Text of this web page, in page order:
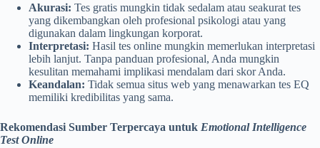
Akurasi: Tes gratis mungkin tidak sedalam atau seakurat tes
yang dikembangkan oleh profesional psikologi atau yang
digunakan dalam lingkungan korporat.
Interpretasi: Hasil tes online mungkin memerlukan interpretasi
lebih lanjut. Tanpa panduan profesional, Anda mungkin
kesulitan memahami implikasi mendalam dari skor Anda.
Keandalan: Tidak semua situs web yang menawarkan tes EQ
memiliki kredibilitas yang sama.
Rekomendasi Sumber Terpercaya untuk Emotional Intelligence
Test Online